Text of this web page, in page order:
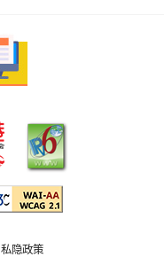
私隐政策